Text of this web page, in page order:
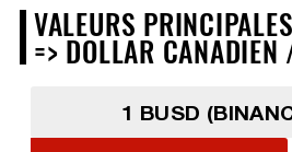
VALEURS
=> DOLLAR
1 BUSD